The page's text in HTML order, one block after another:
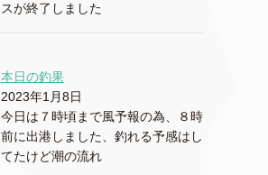
スが終了しました
本日の釣果
2023年1月8日
今日は７時頃まで風予報の為、８時
前に出港しました、釣れる予感はし
てたけど潮の流れ